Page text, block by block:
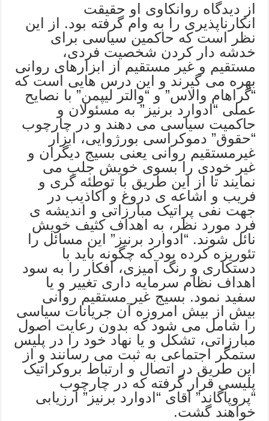
از دیدگاه روانکاوی او حقیقت
انکارناپذیری را به وام گرفته بود. از این
نظر است که حاکمین سیاسی برای
خدشه دار کردن شخصیت فردی،
مستقیم و غیر مستقیم از ابزارهای روانی
بهره می گیرند و این درس هایی است که
“گراهام والاس” و “والتر لیپمن” با نصایح
عملی “ادوارد برنیز” به مسئولان و
حاکمیت سیاسی می دهند و در چارچوب
“حقوق” دموکراسی بورژوایی، ابزار
غیرمستقیم روانی یعنی بسیج دیگران و
غیر خودی را بسوی خویش جلب می
نمایند تا از این طریق با توطئه گری و
فریب و اشاعه ی دروغ و اکاذیب در
جهت نفی پراتیک مبارزاتی و اندیشه ی
فرد مورد نظر، به اهداف کثیف خویش
نائل شوند. “ادوارد برنیز” این مسائل را
تئوریزه کرده بود که چگونه باید با
دستکاری و رنگ آمیزی، افکار را به سود
اهداف نظام سرمایه داری تغییر و یا
سفید نمود. بسیج غیر مستقیم روانی
بیش از بیش امروزه آن جریانات سیاسی
را شامل می شود که بدون رعایت اصول
مبارزاتی، تشکل و یا نهاد خود را در پلیس
ستمگر اجتماعی به ثبت می رسانند و از
این طریق در اتصال و ارتباط بروکراتیک
پلیسی قرار گرفته که در چارچوب
“پروپاگاند” آقای “ادوارد برنیز” ارزیابی
خواهند گشت.